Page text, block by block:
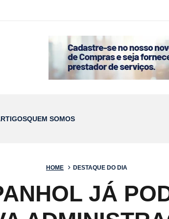
QUEM SOMOS
HOME DESTAQUE DO DIA
JÁ